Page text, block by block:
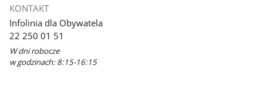
KONTAKT
Infolinia dla Obywatela
22 250 01 51
W dni robocze
w godzinach: 8:15-16:15